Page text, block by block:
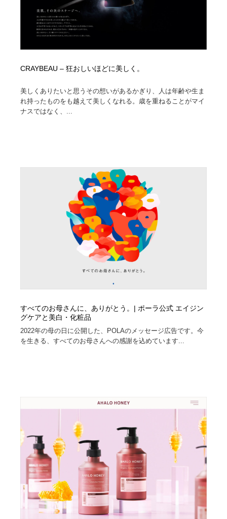
CRAYBEAU – 狂おしいほどに美しく。
美しくありたいと思うその想いがあるかぎり、人は年齢や生ま
れ持ったものをも越えて美しくなれる。歳を重ねることがマイ
ナスではなく、...
すべてのお母さんに、ありがとう。| ポーラ公式 エイジン
グケアと美白・化粧品
2022年の母の日に公開した、POLAのメッセージ広告です。今
を生きる、すべてのお母さんへの感謝を込めています...